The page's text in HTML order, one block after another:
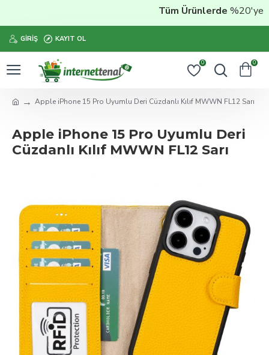
Tüm Ürünlerde%20'ye
GIRIŞ KAYIT OL
0 0
Apple iPhone 15 Pro Uyumlu Deri Cüzdanlı Kılıf MWWN FL12 Sarı
Apple iPhone 15 Pro Uyumlu Deri
Cüzdanlı Kılıf MWWN FL12 Sarı